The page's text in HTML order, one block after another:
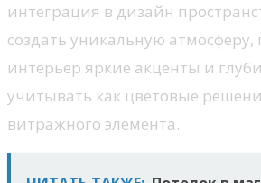
интеграция в дизайн
создать уникальную атмосферу,
интерьер яркие акценты и
учитывать как цветовые
витражного элемента.